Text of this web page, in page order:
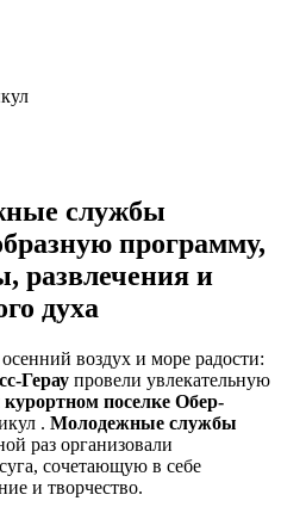
службы
программу,
и
духа
воздух и море радости:
Герау провели увлекательную
поселке Обер-
. Молодежные службы
раз организовали
сочетающую в себе
и творчество.